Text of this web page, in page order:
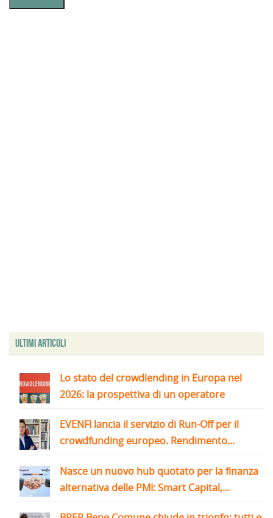
Ultimi articoli
Lo stato del crowdlending in Europa nel
2026: la prospettiva di un operatore
EVENFI lancia il servizio di Run-Off per il
crowdfunding europeo. Rendimento...
Nasce un nuovo hub quotato per la finanza
alternativa delle PMI: Smart Capital,...